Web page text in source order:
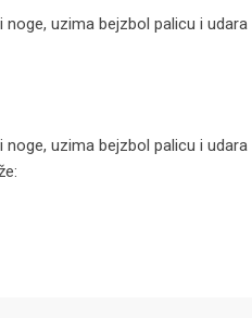
uzima bejzbol palicu i udara
uzima bejzbol palicu i udara